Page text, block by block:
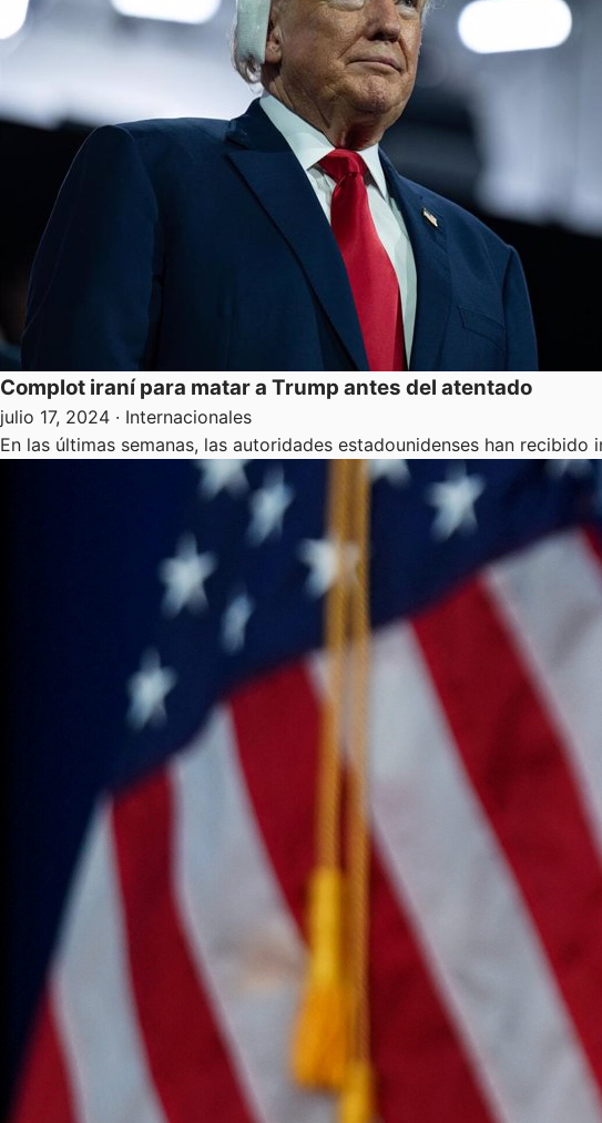
Complot iraní para matar a Trump antes del atentado
julio 17, 2024 · Internacionales
En las últimas semanas, las autoridades estadounidenses han